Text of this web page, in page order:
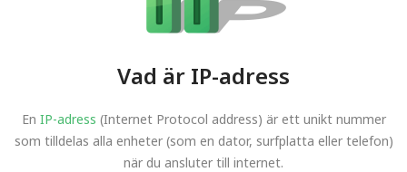
Vad är IP-adress
En IP-adress (Internet Protocol address) är ett unikt nummer
som tilldelas alla enheter (som en dator, surfplatta eller telefon)
när du ansluter till internet.